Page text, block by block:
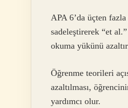
APA 6’da üçten
sadeleştirerek “et
okuma yükünü
Öğrenme teorileri
azaltılması,
yardımcı olur.